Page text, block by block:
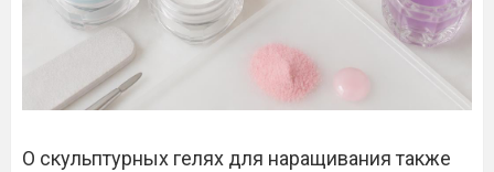
О скульптурных гелях для наращивания также